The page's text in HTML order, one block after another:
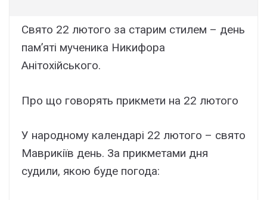
Свято 22 лютого за старим стилем – день
пам’яті мученика Никифора
Анітохійського.
Про що говорять прикмети на 22 лютого
У народному календарі 22 лютого – свято
Маврикіїв день. За прикметами дня
судили, якою буде погода: